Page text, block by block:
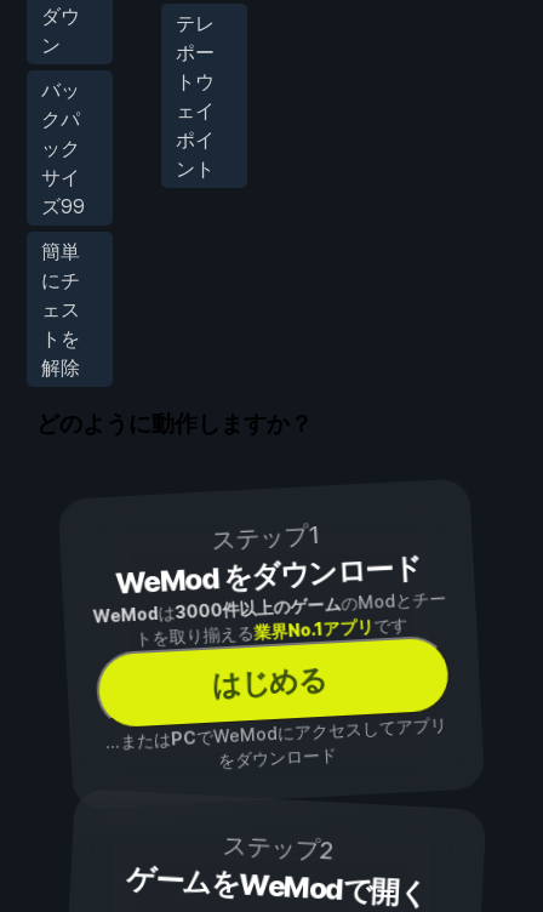
ダウ
ン
バッ
クパ
ック
サイ
ズ99
簡単
にチ
ェス
トを
解除
テレ
ポー
トウ
ェイ
ポイ
ント
どのように動作しますか？
ステップ1
WeMod をダウンロード
WeModは3000件以上のゲームのModとチー
トを取り揃える業界No.1アプリです
はじめる
...またはPCでWeModにアクセスしてアプリ
をダウンロード
ステップ2
ゲームをWeModで開く